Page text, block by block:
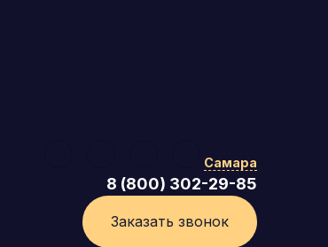
Самара
8 (800) 302-29-85
Заказать звонок